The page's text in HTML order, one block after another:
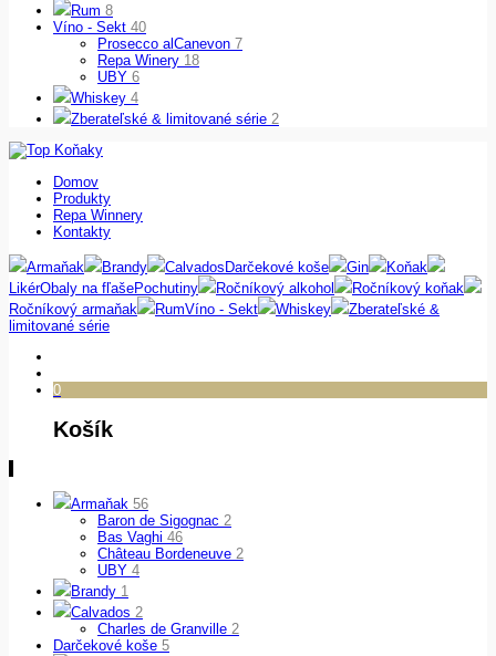
Rum 8
Víno - Sekt 40
Prosecco alCanevon 7
Repa Winery 18
UBY 6
Whiskey 4
Zberateľské & limitované série 2
Domov
Produkty
Repa Winnery
Kontakty
Armaňak Brandy Calvados Darčekové koše Gin
Koňak
LikérObaly na fľašePochutiny Ročníkový alkohol
Ročníkový koňak
Ročníkový armaňak
RumVíno - Sekt Whiskey
Zberateľské &
limitované série
0
Košík
Armaňak 56
Baron de Sigognac 2
Bas Vaghi 46
Château Bordeneuve 2
UBY 4
Brandy 1
Calvados 2
Charles de Granville 2
Darčekové koše 5